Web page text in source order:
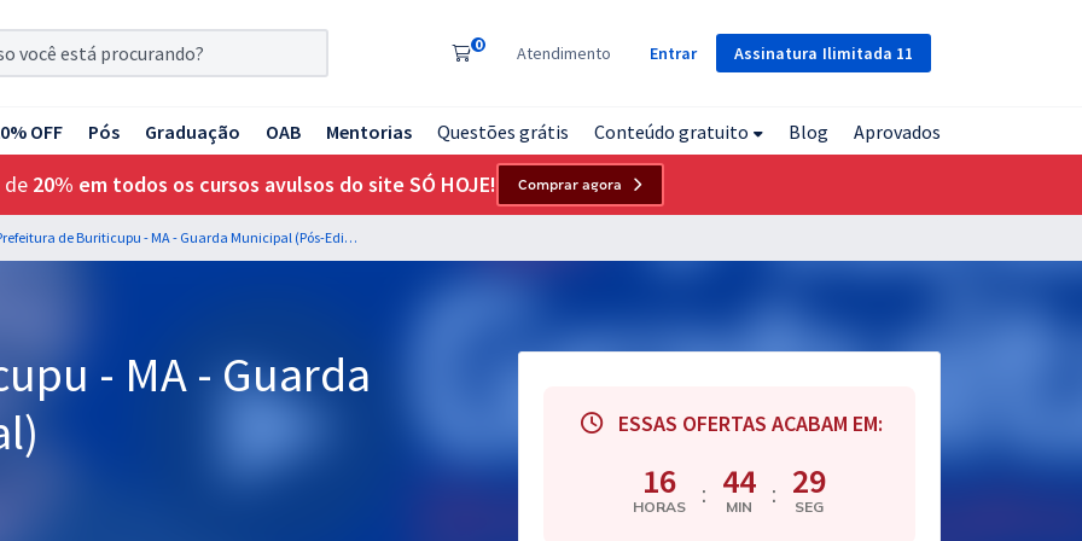
Assinatura Ilimitada 11
0 Atendimento Entrar
OFF Pós Graduação OAB Mentorias Questões grátis Conteúdo gratuito Blog Aprovados
de 20% em todos os cursos avulsos do site SÓ HOJE! Comprar agora
Prefeitura de Buriticupu - MA - Guarda Municipal (Pós-Edital)
- MA - Guarda
ESSAS OFERTAS ACABAM EM:
16
HORAS : 44
MIN : 28
SEG